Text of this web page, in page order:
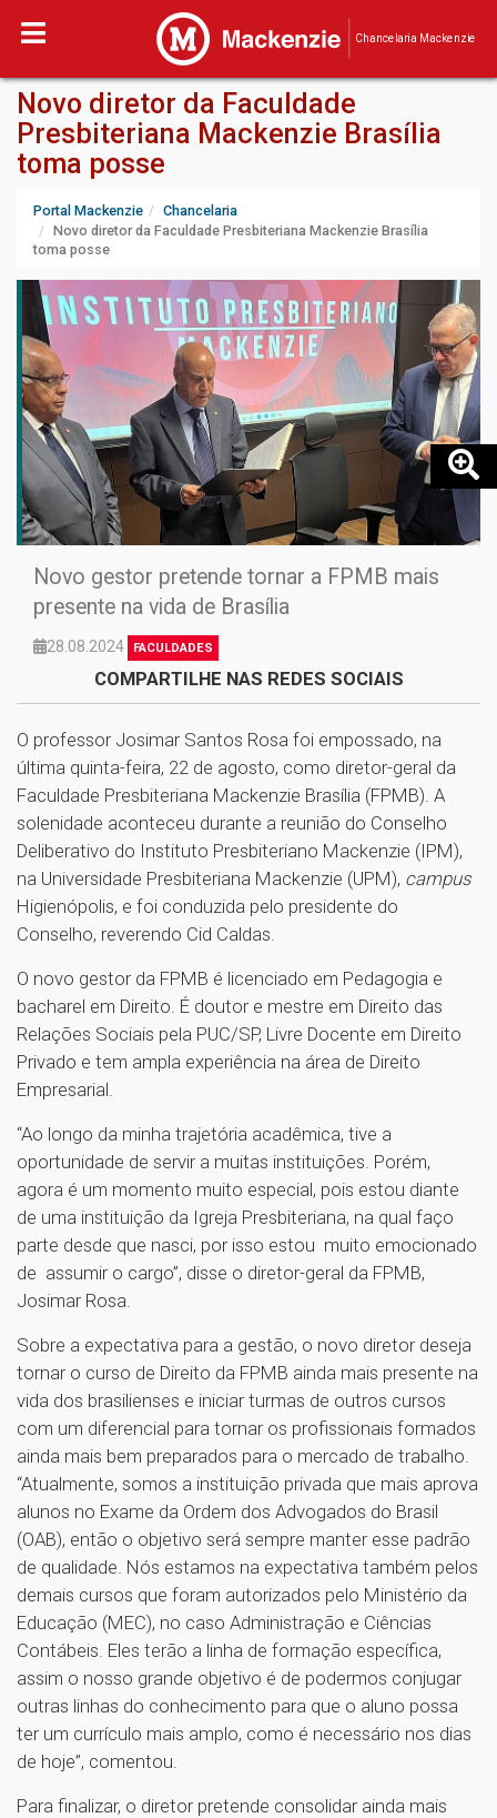
Chancelaria Mackenzie
Novo diretor da Faculdade
Presbiteriana Mackenzie Brasília
toma posse
Portal Mackenzie
Chancelaria
Novo diretor da Faculdade Presbiteriana Mackenzie Brasília
toma posse
Novo gestor pretende tornar a FPMB mais
presente na vida de Brasília
28.08.2024 FACULDADES
COMPARTILHE NAS REDES SOCIAIS
O professor Josimar Santos Rosa foi empossado, na
última quinta-feira, 22 de agosto, como diretor-geral da
Faculdade Presbiteriana Mackenzie Brasília (FPMB). A
solenidade aconteceu durante a reunião do Conselho
Deliberativo do Instituto Presbiteriano Mackenzie (IPM),
na Universidade Presbiteriana Mackenzie (UPM), campus
Higienópolis, e foi conduzida pelo presidente do
Conselho, reverendo Cid Caldas.
O novo gestor da FPMB é licenciado em Pedagogia e
bacharel em Direito. É doutor e mestre em Direito das
Relações Sociais pela PUC/SP, Livre Docente em Direito
Privado e tem ampla experiência na área de Direito
Empresarial.
“Ao longo da minha trajetória acadêmica, tive a
oportunidade de servir a muitas instituições. Porém,
agora é um momento muito especial, pois estou diante
de uma instituição da Igreja Presbiteriana, na qual faço
parte desde que nasci, por isso estou muito emocionado
de assumir o cargo”, disse o diretor-geral da FPMB,
Josimar Rosa.
Sobre a expectativa para a gestão, o novo diretor deseja
tornar o curso de Direito da FPMB ainda mais presente na
vida dos brasilienses e iniciar turmas de outros cursos
com um diferencial para tornar os profissionais formados
ainda mais bem preparados para o mercado de trabalho.
“Atualmente, somos a instituição privada que mais aprova
alunos no Exame da Ordem dos Advogados do Brasil
(OAB), então o objetivo será sempre manter esse padrão
de qualidade. Nós estamos na expectativa também pelos
demais cursos que foram autorizados pelo Ministério da
Educação (MEC), no caso Administração e Ciências
Contábeis. Eles terão a linha de formação específica,
assim o nosso grande objetivo é de podermos conjugar
outras linhas do conhecimento para que o aluno possa
ter um currículo mais amplo, como é necessário nos dias
de hoje”, comentou.
Para finalizar, o diretor pretende consolidar ainda mais